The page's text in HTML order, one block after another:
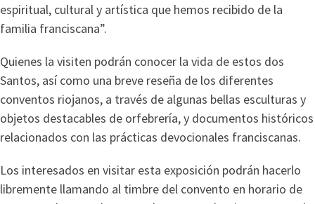
espiritual, cultural y artística que hemos recibido de la
familia franciscana”.
Quienes la visiten podrán conocer la vida de estos dos
Santos, así como una breve reseña de los diferentes
conventos riojanos, a través de algunas bellas esculturas y
objetos destacables de orfebrería, y documentos históricos
relacionados con las prácticas devocionales franciscanas.
Los interesados en visitar esta exposición podrán hacerlo
libremente llamando al timbre del convento en horario de